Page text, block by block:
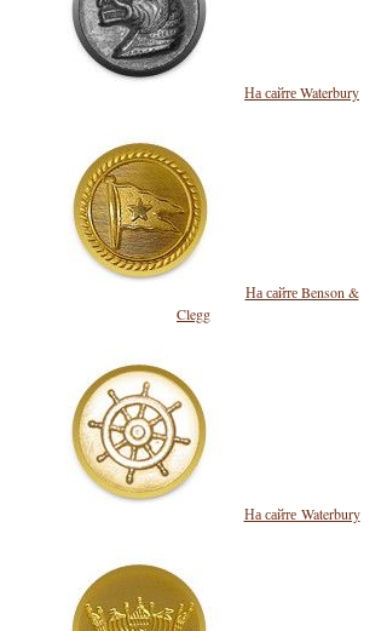
На сайте Waterbury
На сайте Benson &
Clegg
На сайте Waterbury